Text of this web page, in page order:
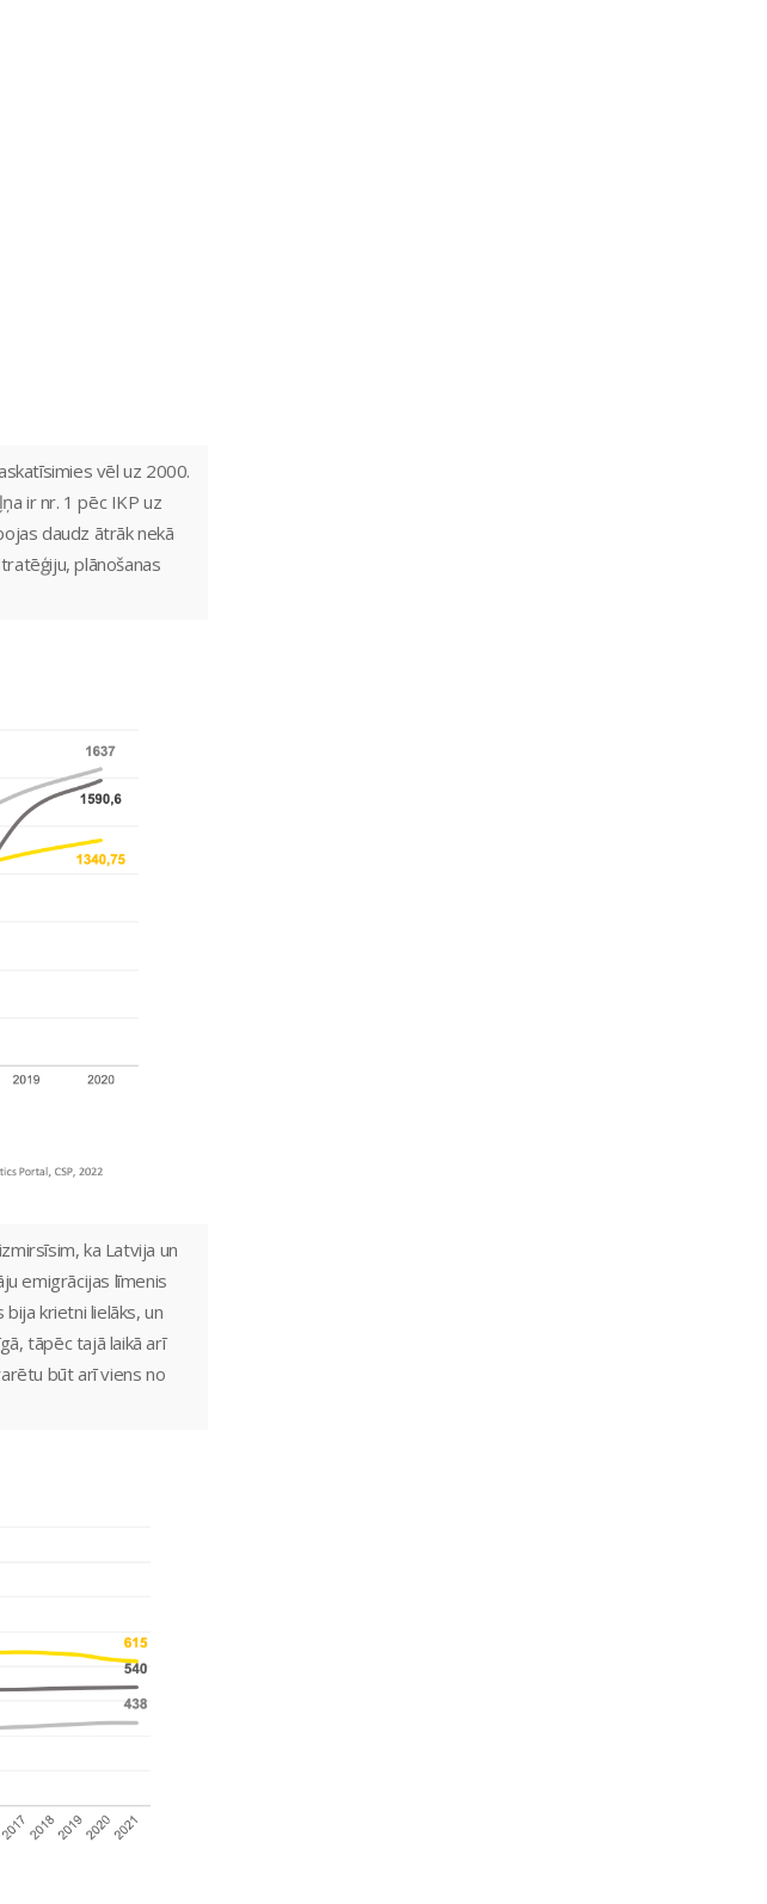
vēl uz 2000.
ir nr. 1 pēc IKP uz
daudz ātrāk nekā
plānošanas
ka Latvija un
emigrācijas līmenis
krietni lielāks, un
tāpēc tajā laikā arī
būt arī viens no